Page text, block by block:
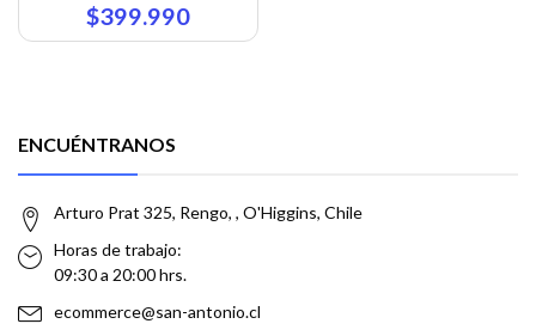
$399.990
ENCUÉNTRANOS
Arturo Prat 325, Rengo, , O'Higgins, Chile
Horas de trabajo:
09:30 a 20:00 hrs.
ecommerce@san-antonio.cl